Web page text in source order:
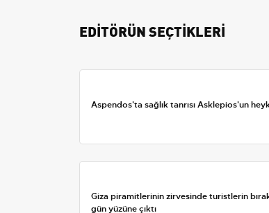
EDİTÖRÜN SEÇTİKLERİ
Aspendos'ta sağlık tanrısı Asklepios'un
Giza piramitlerinin zirvesinde turistlerin
gün yüzüne çıktı